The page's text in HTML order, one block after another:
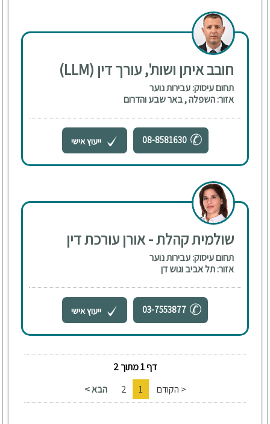
חובב איתן ושות', עורך דין (LLM)
תחום עיסוק: עבירות נוער
אזור: השפלה , באר שבע והדרום
08-8581630 ייעוץ אישי
שולמית קהלת - אורן עורכת דין
תחום עיסוק: עבירות נוער
אזור: תל אביב וגוש דן
03-7553877 ייעוץ אישי
דף 1 מתוך 2
< הקודם
1
2 הבא >